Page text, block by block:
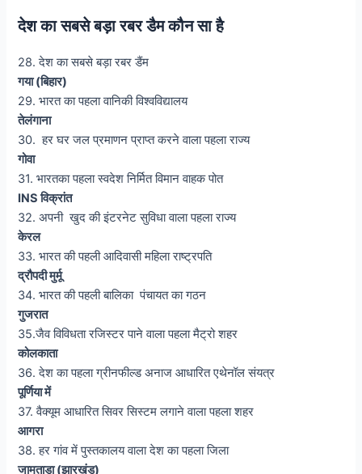
देश का सबसे बड़ा रबर डैम कौन सा है
28. देश का सबसे बड़ा रबर डैंम
गया (बिहार)
29. भारत का पहला वानिकी विश्वविद्यालय
तेलंगाना
30. हर घर जल प्रमाणन प्राप्त करने वाला पहला राज्य
गोवा
31. भारतका पहला स्वदेश निर्मित विमान वाहक पोत
INS विक्रांत
32. अपनी खुद की इंटरनेट सुविधा वाला पहला राज्य
केरल
33. भारत की पहली आदिवासी महिला राष्ट्रपति
द्रौपदी मुर्मू
34. भारत की पहली बालिका पंचायत का गठन
गुजरात
35.जैव विविधता रजिस्टर पाने वाला पहला मैट्रो शहर
कोलकाता
36. देश का पहला ग्रीनफील्ड अनाज आधारित एथेनॉल संयत्र
पूर्णिया में
37. वैक्यूम आधारित सिवर सिस्टम लगाने वाला पहला शहर
आगरा
38. हर गांव में पुस्तकालय वाला देश का पहला जिला
जामताड़ा (झारखंड)